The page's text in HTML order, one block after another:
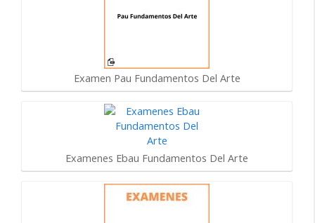
Examen Pau Fundamentos Del Arte
Examenes Ebau Fundamentos Del Arte